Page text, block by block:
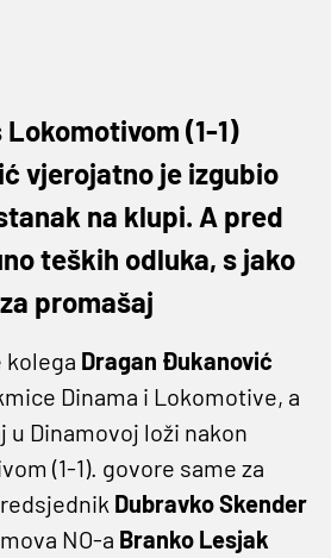
(1-1)
vjerojatno je izgubio
na klupi. A pred
teških odluka, s jako
promašaj
kolega Dragan Đukanović
Dinama i Lokomotive, a
u Dinamovoj loži nakon
(1-1). govore same za
Dubravko Skender
NO-a Branko Lesjak